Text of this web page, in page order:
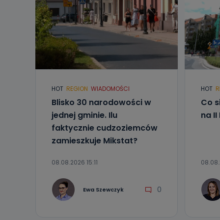
Do kiedy
Do czasu
Jakie
Przetwarzane
źródeł
adres
oraz
Jak
Można to
HOT REGION WIADOMOŚCI
Blisko 30 narodowości w
jednej gminie. Ilu
faktycznie cudzoziemców
zamieszkuje Mikstat?
08.08.2026 15:11
Ewa Szewczyk 0
HOT
Co
na II